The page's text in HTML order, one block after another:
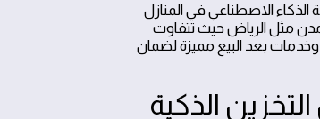
الاصطناعي في المنازل
مثل الرياض حيث تتفاوت
وخدمات بعد البيع مميزة لضمان